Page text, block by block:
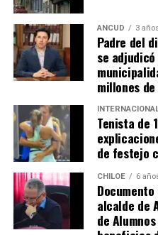
“Efectivamente al
Contraloría, si bien es
sanear sitios, sobre la
sector rural
precisiones y van a ser
ocupación material, es
sanear tiene que tener un
sobre el sitio, tiene que
estar conectado
idealmente a agua
dominio de ocupación
como lo dice la Ley”,
provincia de Chiloé.
ANCUD 3
Padre del
se
millones
Tenista de
de festejo
CHILOE 6
alcalde de
de